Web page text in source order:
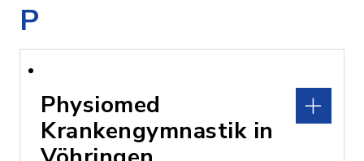
P
Physiomed
Krankengymnastik in